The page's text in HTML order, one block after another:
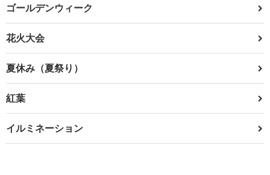
ゴールデンウィーク
花火大会
夏休み（夏祭り）
紅葉
イルミネーション